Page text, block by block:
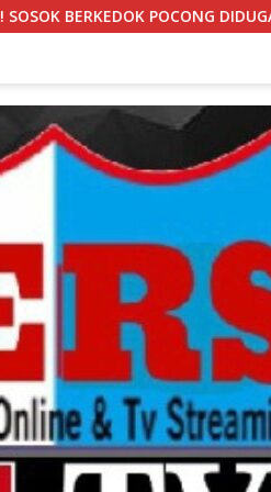
BAWA SENJATA TAJAM